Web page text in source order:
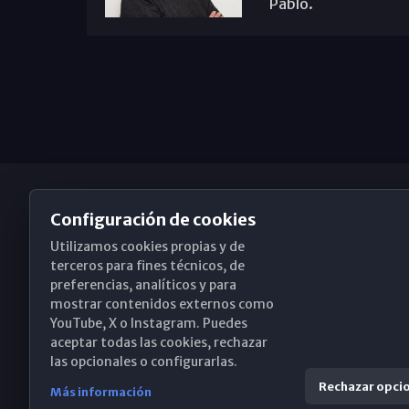
Pablo.
Obispado de Málaga
Santa María, 18-20. 29015 Málaga
(+34) 952 224 386
Configuración de cookies
Utilizamos cookies propias y de
terceros para fines técnicos, de
preferencias, analíticos y para
mostrar contenidos externos como
YouTube, X o Instagram. Puedes
aceptar todas las cookies, rechazar
las opcionales o configurarlas.
Más información Rechazar